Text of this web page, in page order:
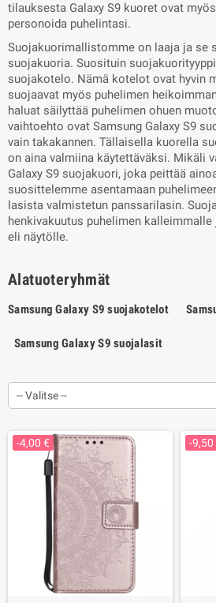
tilauksesta Galaxy S9 kuoret ovat
personoida puhelintasi.
Suojakuorimallistomme on laaja ja se
suojakuoria. Suosituin
suojakotelo. Nämä kotelot ovat hyvin
suojaavat myös puhelimen
haluat säilyttää puhelimen ohuen
vaihtoehto ovat Samsung Galaxy S9
vain takakannen. Tällaisella kuorella
on aina valmiina käytettäväksi. Mikäli
Galaxy S9 suojakuori, joka peittää
suosittelemme asentamaan
lasista valmistetun panssarilasin.
henkivakuutus puhelimen
eli näytölle.
Alatuoteryhmät
Samsung Galaxy S9 suojakotelot
Samsung Galaxy S9 suojalasit
-- Valitse --
-4,00 € -9,50